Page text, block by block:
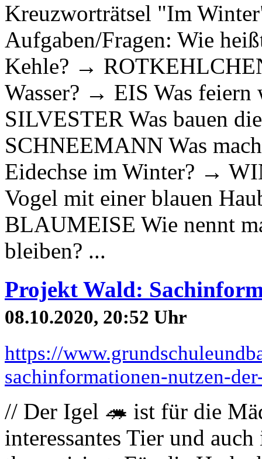
Kreuzworträtsel "Im
Aufgaben/Fragen: Wie
Kehle? →
Wasser? → EIS Was
SILVESTER Was bauen
SCHNEEMANN Was
Eidechse im Winter? →
Vogel mit einer blauen
BLAUMEISE Wie nennt
bleiben? ...
Projekt Wald:
08.10.2020, 20:52 Uhr
https://
sachinformationen-nutzen-
// Der Igel 🦔 ist für die
interessantes Tier und